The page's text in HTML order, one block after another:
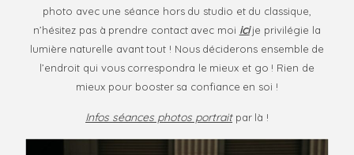
photo avec une séance hors du studio et du classique,
n’hésitez pas à prendre contact avec moi icije privilégie la
lumière naturelle avant tout ! Nous déciderons ensemble de
l’endroit qui vous correspondra le mieux et go ! Rien de
mieux pour booster sa confiance en soi !
Infos séances photos portraitpar là !